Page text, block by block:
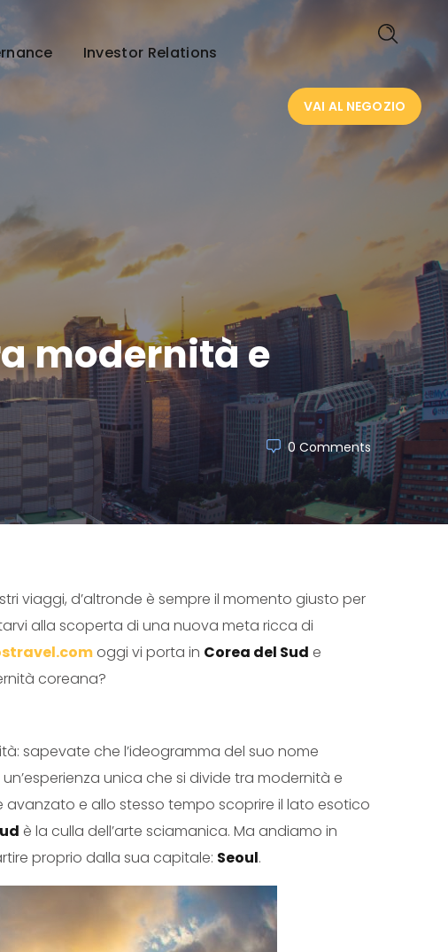
Investor Relations
VAI AL NEGOZIO
modernità e
0 Comments
viaggi, d’altronde è sempre il momento giusto per
alla scoperta di una nuova meta ricca di
oggi vi porta in Corea del Sud e
coreana?
sapevate che l’ideogramma del suo nome
unica che si divide tra modernità e
e allo stesso tempo scoprire il lato esotico
è la culla dell’arte sciamanica. Ma andiamo in
proprio dalla sua capitale: Seoul.